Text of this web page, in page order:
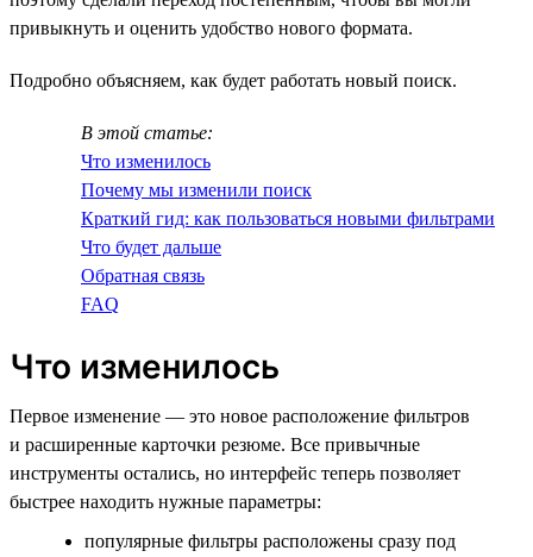
привыкнуть и оценить удобство нового формата.
Подробно объясняем, как будет работать новый поиск.
В этой статье:
Что изменилось
Почему мы изменили поиск
Краткий гид: как пользоваться новыми фильтрами
Что будет дальше
Обратная связь
FAQ
Что изменилось
Первое изменение — это новое расположение фильтров
и расширенные карточки резюме. Все привычные
инструменты остались, но интерфейс теперь позволяет
быстрее находить нужные параметры:
популярные фильтры расположены сразу под